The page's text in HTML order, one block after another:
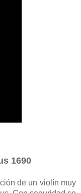
1690
de un violín muy